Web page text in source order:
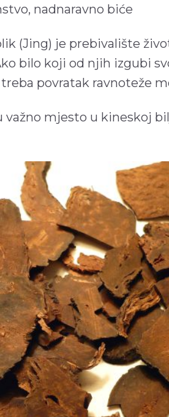
nadnaravno biće
(Jing) je prebivalište
bilo koji od njih izgubi
povratak ravnoteže
važno mjesto u kineskoj